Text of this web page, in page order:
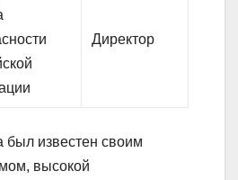
Директор
был известен своим
высокой